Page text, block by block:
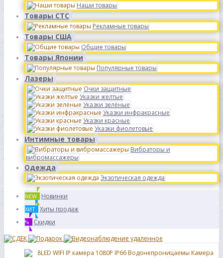
Наши товары
Товары СТС
Рекламные товары
Товары США
Общие товары
Товары Японии
Популярные товары
Лазеры
Очки защитные
Указки желтые
Указки зелёные
Указки инфракрасные
Указки красные
Указки фиолетовые
Интимные товары
Вибраторы и
вибромассажеры
Одежда
Экзотическая одежда
NEW Новинки
ХИТ Хиты продаж
% Скидки